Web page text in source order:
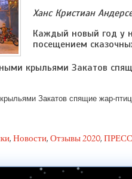
Ханс Кристиан
Каждый новый год у
посещением
Закатов спящие жар-
, Новости, Отзывы 2020,